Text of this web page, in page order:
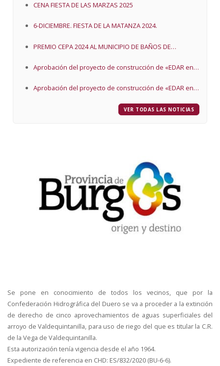
CENA FIESTA DE LAS MARZAS 2025
6-DICIEMBRE. FIESTA DE LA MATANZA 2024.
PREMIO CEPA 2024 AL MUNICIPIO DE BAÑOS DE
Aprobación del proyecto de construcción de «EDAR en
Aprobación del proyecto de construcción de «EDAR en
VER TODAS LAS NOTICIAS
Se pone en conocimiento de todos los vecinos, que por la
Confederación Hidrográfica del Duero se va a proceder a la extinción
de derecho de cinco aprovechamientos de aguas superficiales del
arroyo de Valdequintanilla, para uso de riego del que es titular la C.R.
de la Vega de Valdequintanilla.
Esta autorización tenía vigencia desde el año 1964.
Expediente de referencia en CHD: ES/832/2020 (BU-6-6).